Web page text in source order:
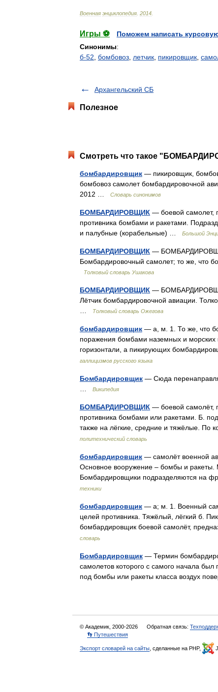
Военная энциклопедия 2014
Игры ⚽
Поможем написать
Синонимы:
б-52 бомбовоз летчик пикировщик
Архангельский СБ
Полезное
Смотреть что такое
бомбардировщик — пикировщик,
бомбовоз самолет бомбардировочной
2012 …
Словарь синонимов
БОМБАРДИРОВЩИК — боевой самолет,
противника бомбами и ракетами.
и палубные (корабельные) …
Большой
БОМБАРДИРОВЩИК —
Бомбардировочный самолет; то же, что
Толковый словарь Ушакова
БОМБАРДИРОВЩИК —
Лётчик бомбардировочной авиации.
Толковый словарь Ожегова
бомбардировщик — а, м. 1. То же, что
поражения бомбами наземных и
горизонтали, а пикирующих
галлицизмов русского языка
Бомбардировщик — Сюда
Википедия
БОМБАРДИРОВЩИК — боевой самолёт,
противника бомбами или ракетами. Б.
также на лёгкие, средние и тяжёлые. По
политехнический словарь
бомбардировщик — самолёт военной
Основное вооружение – бомбы и ракеты.
Бомбардировщики подразделяются на
техники
бомбардировщик — а; м. 1. Военный
целей противника. Тяжёлый, лёгкий б.
бомбардировщик боевой самолёт,
словарь
Бомбардировщик — Термин
самолетов которого с самого начала
под бомбы или ракеты класса воздух
© Академик, 2000-2026 Обратная связь:
👣 Путешествия
Экспорт словарей на сайты , сделанные на PHP,